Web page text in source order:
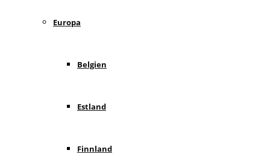
Europa
Belgien
Estland
Finnland